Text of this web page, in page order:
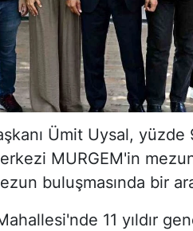
Ümit Uysal, yüzde
MURGEM'in
buluşmasında bir
11 yıldır